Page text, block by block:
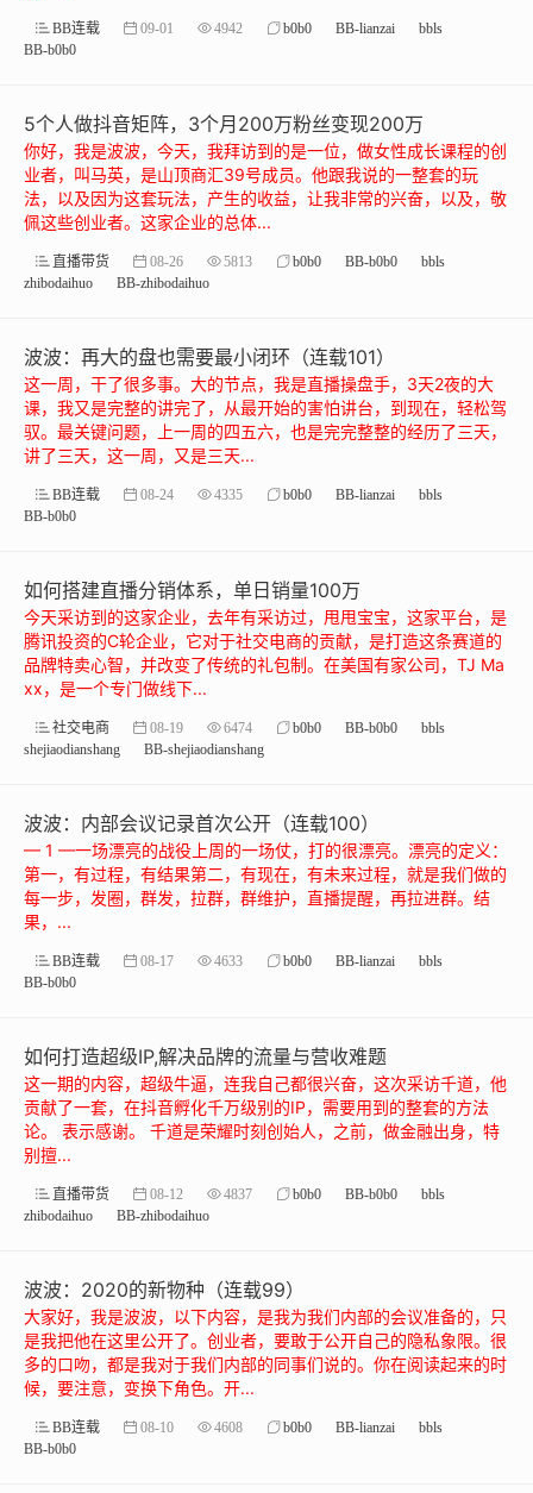
BB连载 09-01 4942 b0b0 BB-lianzai
bbls
BB-b0b0
5个人做抖音矩阵，3个月200万粉丝变现200万
你好，我是波波，今天，我拜访到的是一位，做女性成长课程的创
业者，叫马英，是山顶商汇39号成员。他跟我说的一整套的玩
法，以及因为这套玩法，产生的收益，让我非常的兴奋，以及，敬
佩这些创业者。这家企业的总体...
直播带货 08-26 5813 b0b0 BB-b0b0
bbls
zhibodaihuo
BB-zhibodaihuo
波波：再大的盘也需要最小闭环（连载101）
这一周，干了很多事。大的节点，我是直播操盘手，3天2夜的大
课，我又是完整的讲完了，从最开始的害怕讲台，到现在，轻松驾
驭。最关键问题，上一周的四五六，也是完完整整的经历了三天，
讲了三天，这一周，又是三天...
BB连载 08-24 4335 b0b0 BB-lianzai
bbls
BB-b0b0
如何搭建直播分销体系，单日销量100万
今天采访到的这家企业，去年有采访过，甩甩宝宝，这家平台，是
腾讯投资的C轮企业，它对于社交电商的贡献，是打造这条赛道的
品牌特卖心智，并改变了传统的礼包制。在美国有家公司，TJ Ma
xx，是一个专门做线下...
社交电商 08-19 6474 b0b0 BB-b0b0
bbls
shejiaodianshang
BB-shejiaodianshang
波波：内部会议记录首次公开（连载100）
— 1 —一场漂亮的战役上周的一场仗，打的很漂亮。漂亮的定义：
第一，有过程，有结果第二，有现在，有未来过程，就是我们做的
每一步，发圈，群发，拉群，群维护，直播提醒，再拉进群。结
果，...
BB连载 08-17 4633 b0b0 BB-lianzai
bbls
BB-b0b0
如何打造超级IP,解决品牌的流量与营收难题
这一期的内容，超级牛逼，连我自己都很兴奋，这次采访千道，他
贡献了一套，在抖音孵化千万级别的IP，需要用到的整套的方法
论。 表示感谢。 千道是荣耀时刻创始人，之前，做金融出身，特
别擅...
直播带货 08-12 4837 b0b0 BB-b0b0
bbls
zhibodaihuo
BB-zhibodaihuo
波波：2020的新物种（连载99）
大家好，我是波波，以下内容，是我为我们内部的会议准备的，只
是我把他在这里公开了。创业者，要敢于公开自己的隐私象限。很
多的口吻，都是我对于我们内部的同事们说的。你在阅读起来的时
候，要注意，变换下角色。开...
BB连载 08-10 4608 b0b0 BB-lianzai
bbls
BB-b0b0